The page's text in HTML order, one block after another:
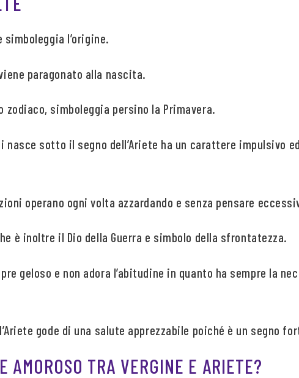
l’origine.
paragonato alla nascita.
zodiaco, simboleggia persino la Primavera.
sotto il segno dell’Ariete ha un carattere impulsivo ed
operano ogni volta azzardando e senza pensare
è inoltre il Dio della Guerra e simbolo della sfrontatezza.
geloso e non adora l’abitudine in quanto ha sempre la
gode di una salute apprezzabile poiché è un segno
AMOROSO TRA VERGINE E ARIETE?